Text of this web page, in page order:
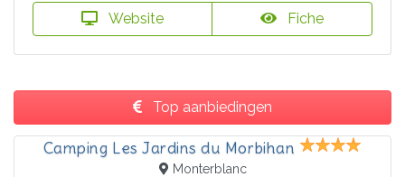
Website Fiche
Top aanbiedingen
Camping Les Jardins du Morbihan
Monterblanc